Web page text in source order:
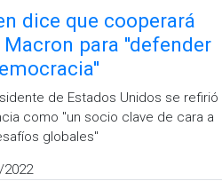
dice que cooperará
para ''defender
de Estados Unidos se refirió
como ''un socio clave de cara a
globales''
2022